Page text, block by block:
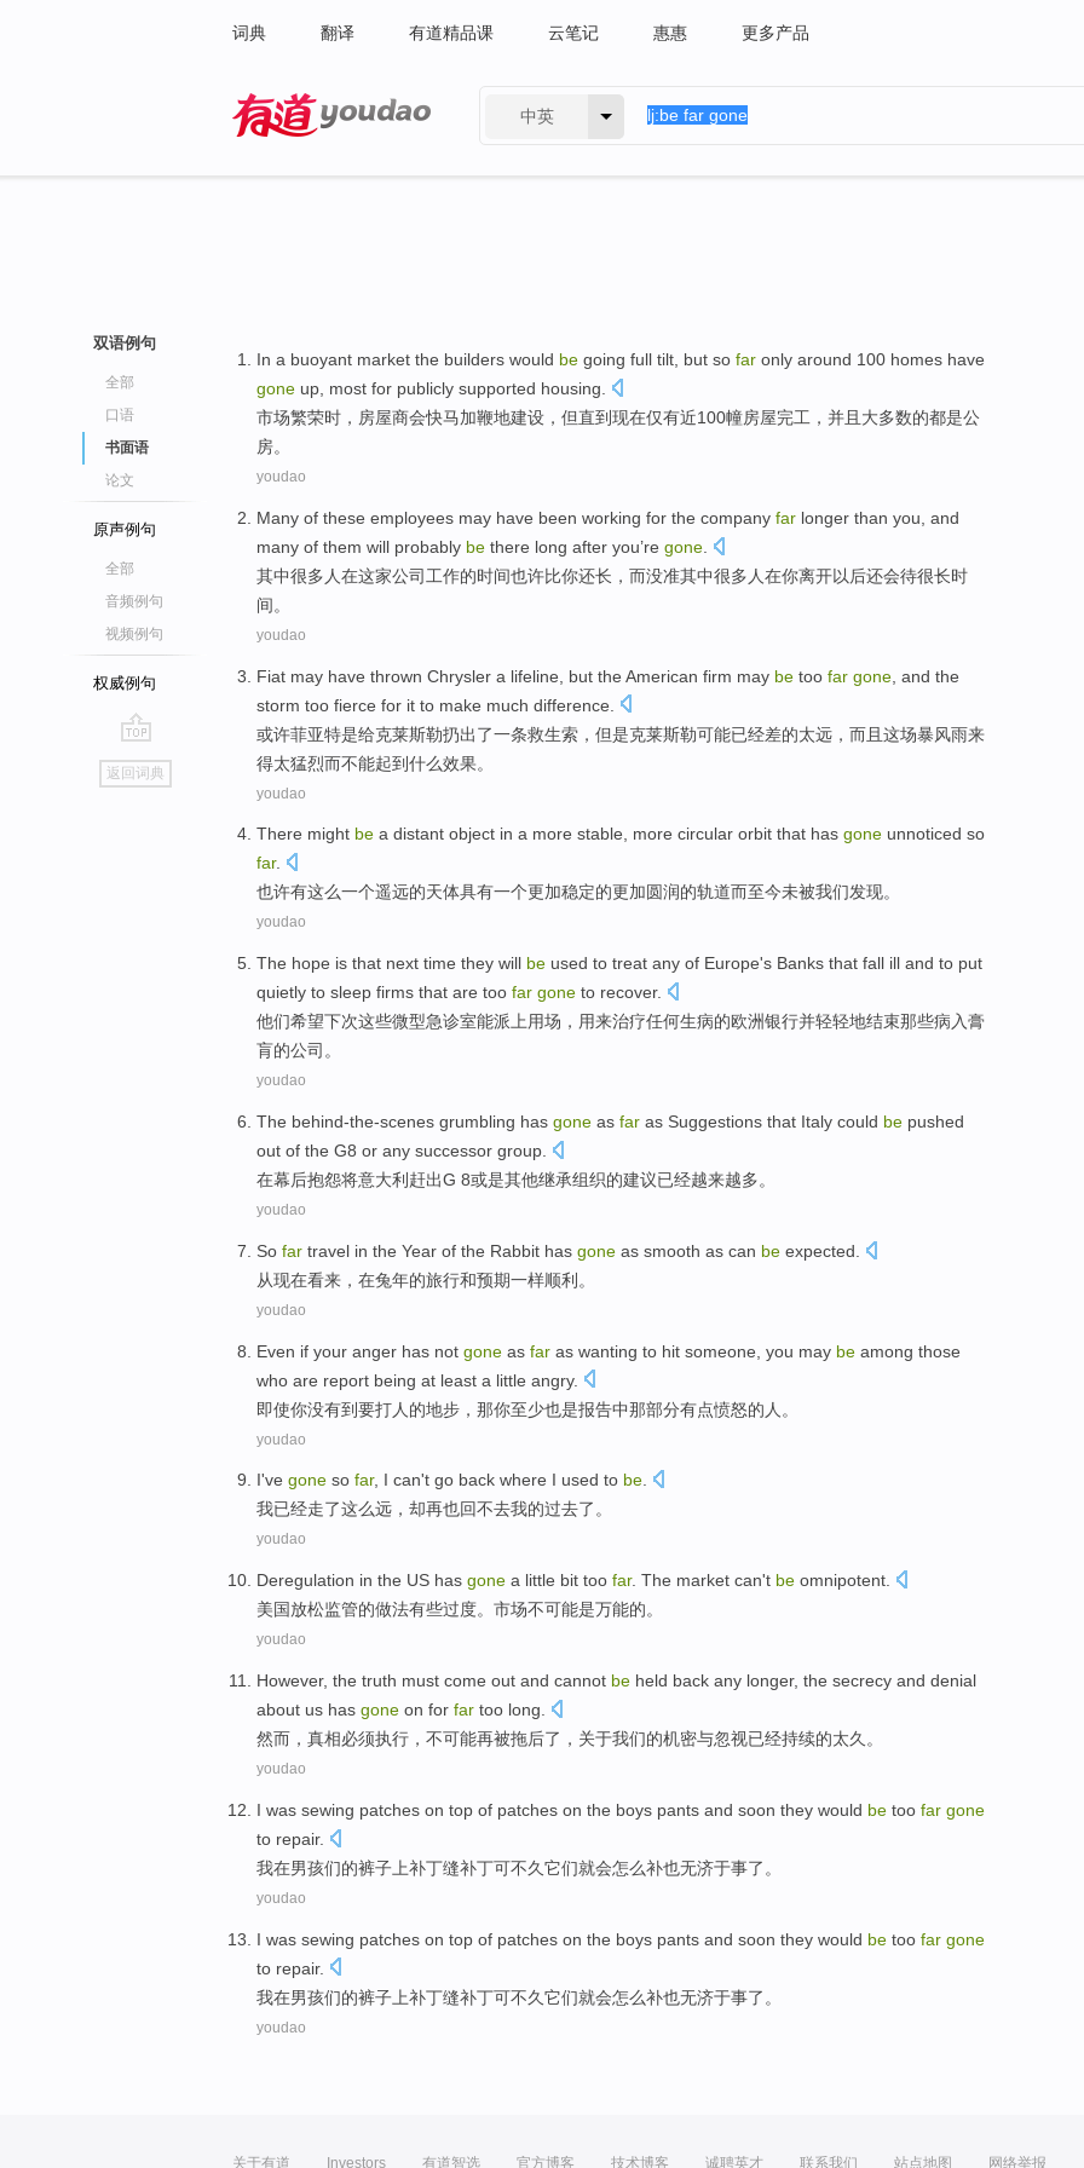
词典 翻译 有道精品课 云笔记 惠惠 更多产品
中英
双语例句
全部
口语
书面语
论文
原声例句
全部
音频例句
视频例句
权威例句
go
top
返回词典
In a buoyant market the builders would be going full tilt, but so far only around 100 homes have
gone up, most for publicly supported housing.
市场繁荣时， 房屋商会快马加鞭地建设， 但直到现在仅有近100幢房屋完工，并且 大多数的都是公
房。
youdao
Many of these employees may have been working for the company far longer than you and
many of them will probably be there long after you’re gone
其中很多 人在这家公司 工作的时间也许比你还长， 而没准其中很多人在你离开以后还会待很长时
间。
youdao
Fiat may have thrown Chrysler a lifeline but the American firm may be too far gone and the
storm too fierce for it to make much difference
或许菲亚特是给克莱斯勒扔出了一条救生索 ， 但是克莱斯勒可能已经差的太远 ， 而且这场暴风雨来
得太猛烈而不能起到什么效果。
youdao
There might be a distant object in a more stable, more circular orbit that has gone unnoticed so
far.
也许有这么一个遥远的天体具有一个更加稳定的更加圆润的轨道而至今未被我们发现。
youdao
The hope is that next time they will be used to treat any of Europe's Banks that fall ill and to put
quietly to sleep firms that are too far gone to recover.
他们希望下次这些微型急诊室能派上用场， 用来治疗任何生病的欧洲银行并轻轻地结束那些病入膏
肓的公司 。
youdao
The behind-the-scenes grumbling has gone as far as Suggestions that Italy could be pushed
out of the G8 or any successor group
在幕后抱怨将意大利 赶出G 8或是其他继承组织的建议已经越来越多。
youdao
So far travel in the Year of the Rabbit has gone as smooth as can be expected
从现在看来， 在兔年的旅行和预期一样顺利 。
youdao
Even if your anger has not gone as far as wanting to hit someone, you may be among those
who are report being at least a little angry.
即使你没有到要打人 的地步 ， 那你至少也是报告中那部分有点愤怒的 人 。
youdao
I've gone so far, I can't go back where I used to be.
我已经走了这么远 ， 却再也回不去我的过去了。
youdao
Deregulation in the US has gone a little bit too far. The market can't be omnipotent
美国放松监管的做法有些过度。 市场不可能是万能的。
youdao
However, the truth must come out and cannot be held back any longer, the secrecy and denial
about us has gone on for far too long
然而 ， 真相必须执行， 不可能再被拖后了 ， 关于我们的机密与忽视已经持续的太久。
youdao
I was sewing patches on top of patches on the boys pants and soon they would be too far gone
to repair.
我在男孩们的裤子 上补丁缝补丁可不久 它们就会怎么补也无济于事了 。
youdao
I was sewing patches on top of patches on the boys pants and soon they would be too far gone
to repair.
我在男孩们的裤子 上补丁缝补丁可不久 它们就会怎么补也无济于事了 。
youdao
关于有道 Investors 有道智选 官方博客 技术博客 诚聘英才 联系我们 站点地图 网络举报